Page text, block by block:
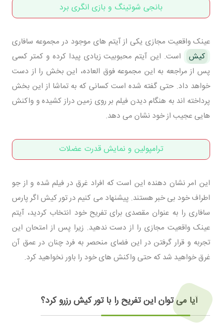
بانجی شوتینگ و بازی انگری برد
عینک واقعیت مجازی یکی از آیتم های موجود در مجموعه سافاری
کیش
است. این آیتم محبوبیت زیادی پیدا کرده و کمتر کسی
پس از مراجعه به این مجموعه فوق العاده، این بخش را از دست
خواهد داد. حتی گفته شده است کسانی که به تماشا از این بخش
پرداخته اند به هنگام دیدن فیلم بر روی زمین دراز کشیده و واکنش
هایی عجیب از خود نشان می دهد.
ترامپولین و نمایش قدرت عضلات
این امر نشان دهنده این است که افراد غرق در فیلم شده و از جو
اطراف خود بی خبر هستند. پیشنهاد می کنیم در تور کیش اگر پارس
سافاری را به عنوان مقصدی برای تفریح خود انتخاب کردید، آیتم
عینک واقعیت مجازی را از دست ندهید. زیرا پس از امتحان این
تجربه و قرار گرفتن در این فضای منحصر به فرد چنان در عمق آن
غرق خواهید شد که حتی واکنش های خود را باور نخواهید کرد.
آیا می توان این تفریح را با تور کیش رزرو کرد؟